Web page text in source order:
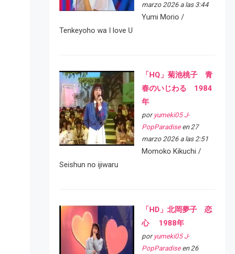
marzo 2026 a las 3:44
Yumi Morio /
Tenkeyoho wa I love U
「HQ」菊池桃子 青
春のいじわる 1984
年
por yumeki05 J-
PopParadiseen 27
marzo 2026 a las 2:51
Momoko Kikuchi /
Seishun no ijiwaru
「HD」北岡夢子 恋
心 1988年
por yumeki05 J-
PopParadiseen 26